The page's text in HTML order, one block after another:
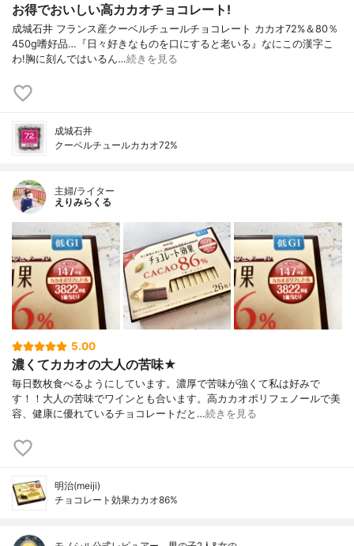
お得でおいしい高カカオチョコレート!
成城石井 フランス産クーベルチュールチョコレート カカオ72%＆80％
450g嗜好品…『日々好きなものを口にすると老いる』なにこの漢字こ
わ!胸に刻んではいるん…続きを見る
成城石井
クーベルチュールカカオ72%
主婦/ライター
えりみらくる
5.00
濃くてカカオの大人の苦味★
毎日数枚食べるようにしています。濃厚で苦味が強くて私は好みで
す！！大人の苦味でワインとも合います。高カカオポリフェノールで美
容、健康に優れているチョコレートだと…続きを見る
明治(meiji)
チョコレート効果カカオ86%